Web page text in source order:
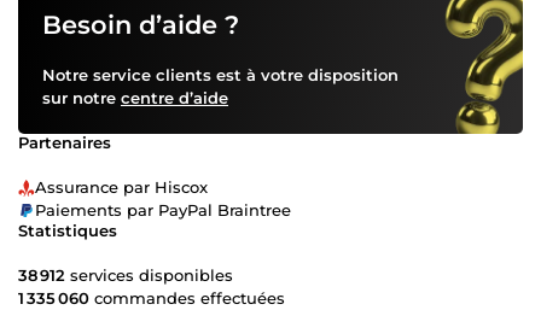
Besoin d’aide ?
Notre service clients est à votre disposition
sur notre centre d’aide
Partenaires
Assurance par Hiscox
Paiements par PayPal Braintree
Statistiques
38 912 services disponibles
1 335 060 commandes effectuées